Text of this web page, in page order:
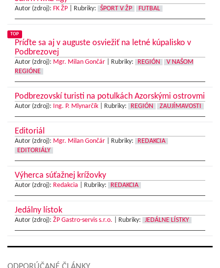
Autor (zdroj): FK ŽP Rubriky: ŠPORT V ŽP FUTBAL
TOP
Príďte sa aj v auguste osviežiť na letné kúpalisko v
Podbrezovej
Autor (zdroj): Mgr. Milan Gončár Rubriky: REGIÓN
V NAŠOM
REGIÓNE
Podbrezovskí turisti na potulkách Azorskými ostrovmi
Autor (zdroj): Ing. P. Mlynarčík Rubriky: REGIÓN ZAUJÍMAVOSTI
Editoriál
Autor (zdroj): Mgr. Milan Gončár Rubriky:
REDAKCIA
EDITORIÁLY
Výherca súťažnej krížovky
Autor (zdroj): Redakcia Rubriky: REDAKCIA
Jedálny lístok
Autor (zdroj): ŽP Gastro-servis s.r.o. Rubriky: JEDÁLNE LÍSTKY